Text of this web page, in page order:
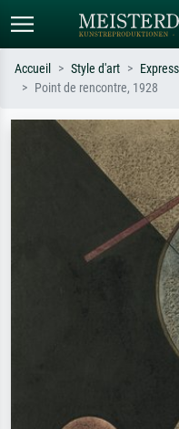
Recherchez par artiste, titre ou
ex. Monet, Nuit étoilée,
impressionnisme, vague de
nu.
Accueil Style d'art
Point de rencontre, 1928